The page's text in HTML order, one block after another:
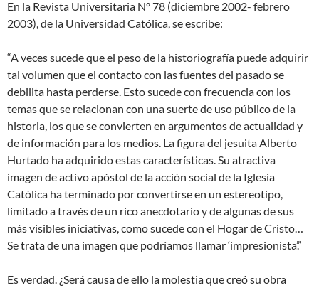
En la Revista Universitaria Nº 78 (diciembre 2002- febrero
2003), de la Universidad Católica, se escribe:
“A veces sucede que el peso de la historiografía puede adquirir
tal volumen que el contacto con las fuentes del pasado se
debilita hasta perderse. Esto sucede con frecuencia con los
temas que se relacionan con una suerte de uso público de la
historia, los que se convierten en argumentos de actualidad y
de información para los medios. La figura del jesuita Alberto
Hurtado ha adquirido estas características. Su atractiva
imagen de activo apóstol de la acción social de la Iglesia
Católica ha terminado por convertirse en un estereotipo,
limitado a través de un rico anecdotario y de algunas de sus
más visibles iniciativas, como sucede con el Hogar de Cristo…
Se trata de una imagen que podríamos llamar ‘impresionista’.”
Es verdad. ¿Será causa de ello la molestia que creó su obra